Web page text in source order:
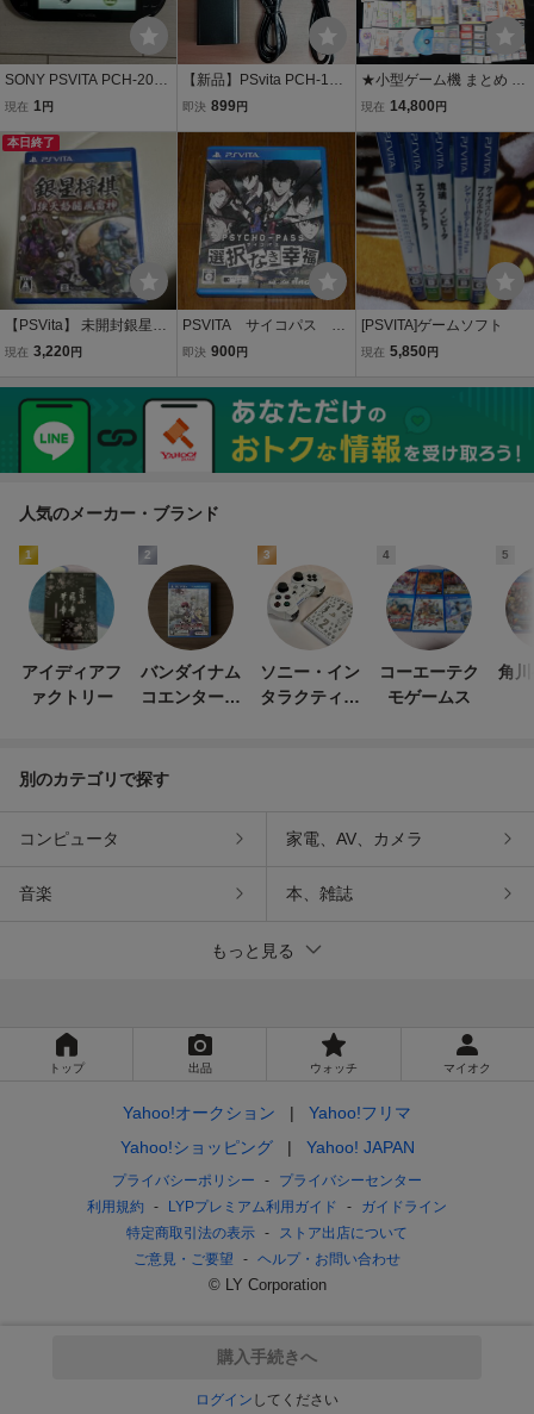
SONY PSVITA PCH-2000
ZA11 1GB 本体 初期化 ソ
ータ プレイステーション
PlayStation PS プレステ
ブラック
現在 1 円
【新品】PSvita PCH-100
0 PCH-1100型専用 ACア
即決 899円
★小型ゲーム機 まとめ P
SVITA Nintendo SONY G
E 3DS ポケモン マリオ 等
ソフト カセット _XFS_D
0731-F027
現在 14,800 円
本日終了
【PSVita】 未開封銀星将
棋 強天怒闘風雷神
現在 3,220 円
PSVITA サイコパス 選
択なき幸福
即決 900 円
[PSVITA]ゲームソフト
現在 5,850 円
人気のメーカー・ブランド
1
アイディアフ
ァクトリー
2
バンダイナム
コエンターテ
3
ソニー・イン
タラクティブ
4
コーエーテク
モゲームス
5
角
別のカテゴリで探す
コンピュータ 家電、AV、カメラ
音楽 本、雑誌
もっと見る
購入手続きへ
ログイン してください
トップ 出品 ウォッチ マイオク
Yahoo!オークション
Yahoo!フリマ
Yahoo!ショッピング
Yahoo! JAPAN
プライバシーポリシー
プライバシーセンター
利用規約
LYPプレミアム利用ガイド
ガイドライン
特定商取引法の表示
ストア出店について
ご意見・ご要望
ヘルプ・お問い合わせ
© LY Corporation